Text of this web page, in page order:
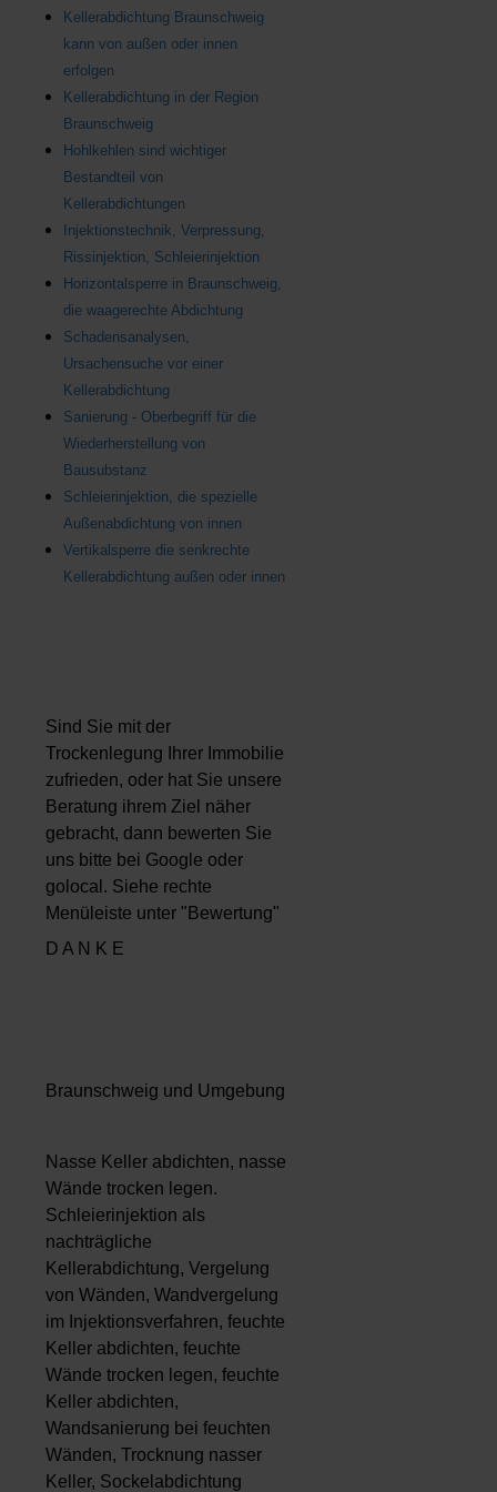
Kellerabdichtung Braunschweig
kann von außen oder innen
erfolgen
Kellerabdichtung in der Region
Braunschweig
Hohlkehlen sind wichtiger
Bestandteil von
Kellerabdichtungen
Injektionstechnik, Verpressung,
Rissinjektion, Schleierinjektion
Horizontalsperre in Braunschweig,
die waagerechte Abdichtung
Schadensanalysen,
Ursachensuche vor einer
Kellerabdichtung
Sanierung - Oberbegriff für die
Wiederherstellung von
Bausubstanz
Schleierinjektion, die spezielle
Außenabdichtung von innen
Vertikalsperre die senkrechte
Kellerabdichtung außen oder innen
Sind Sie mit der
Trockenlegung Ihrer Immobilie
zufrieden, oder hat Sie unsere
Beratung ihrem Ziel näher
gebracht, dann bewerten Sie
uns bitte bei Google oder
golocal. Siehe rechte
Menüleiste unter "Bewertung"
D A N K E
Braunschweig und Umgebung
Nasse Keller abdichten, nasse
Wände trocken legen.
Schleierinjektion als
nachträgliche
Kellerabdichtung, Vergelung
von Wänden, Wandvergelung
im Injektionsverfahren, feuchte
Keller abdichten, feuchte
Wände trocken legen, feuchte
Keller abdichten,
Wandsanierung bei feuchten
Wänden, Trocknung nasser
Keller, Sockelabdichtung